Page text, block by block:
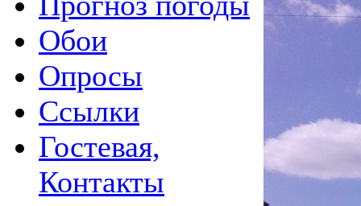
Обои
Опросы
Ссылки
Гостевая,
Контакты